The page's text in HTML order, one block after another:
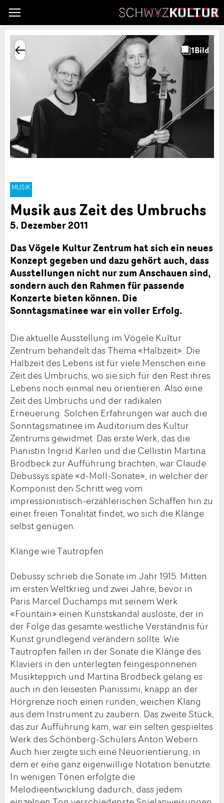
MUSIK
Musik aus Zeit des Umbruchs
5. Dezember 2011
Das Vögele Kultur Zentrum hat sich ein neues
Konzept gegeben und dazu gehört auch, dass
Ausstellungen nicht nur zum Anschauen sind,
sondern auch den Rahmen für passende
Konzerte bieten können. Die
Sonntagsmatinee war ein voller Erfolg.
Die aktuelle Ausstellung im Vögele Kultur
Zentrum behandelt das Thema «Halbzeit». Die
Halbzeit des Lebens ist für viele Menschen eine
Zeit des Umbruchs, wo sie sich für den Rest ihres
Lebens noch einmal neu orientieren. Also eine
Zeit des Umbruchs und der radikalen
Erneuerung. Solchen Erfahrungen war auch die
Sonntagsmatinee im Auditorium des Kultur
Zentrums gewidmet. Das erste Werk, das die
Pianistin Ingrid Karlen und die Cellistin Martina
Brodbeck zur Aufführung brachten, war Claude
Debussys späte «d-Moll-Sonate», in welcher der
Komponist den Schritt weg vom
impressionistisch-erzählerischen Schaffen hin zu
einer freien Tonalität findet, wo sich die Klänge
selbst genügen.
Klänge wie Tautropfen
Debussy schrieb die Sonate im Jahr 1915. Mitten
im ersten Weltkrieg und zwei Jahre, bevor in
Paris Marcel Duchamps mit seinem Werk
«Fountain» einen Kunstskandal auslöste, der in
der Folge das gesamte westliche Verständnis für
Kunst grundlegend verändern sollte. Wie
Tautropfen fallen in der Sonate die Klänge des
Klaviers in den unterlegten feingesponnenen
Musikteppich und Martina Brodbeck gelang es
auch in den leisesten Pianissimi, knapp an der
Hörgrenze noch einen runden, weichen Klang
aus dem Instrument zu zaubern. Das zweite Stück,
das zur Aufführung kam, war ein selten gespieltes
Werk des Schönberg-Schülers Anton Webern.
Auch hier zeigte sich eine Neuorientierung, in
dem er eine ganz eigenwillige Notation benützte.
In wenigen Tönen erfolgte die
Melodieentwicklung dadurch, dass jedem